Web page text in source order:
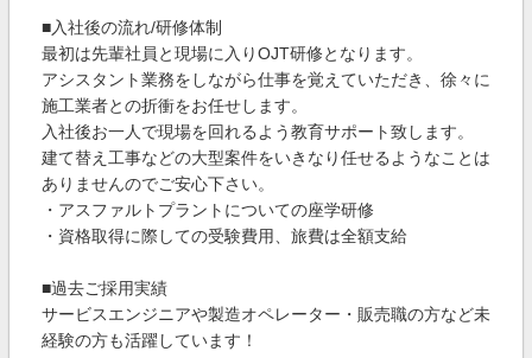
■入社後の流れ/研修体制
最初は先輩社員と現場に入りOJT研修となります。
アシスタント業務をしながら仕事を覚えていただき、徐々に
施工業者との折衝をお任せします。
入社後お一人で現場を回れるよう教育サポート致します。
建て替え工事などの大型案件をいきなり任せるようなことは
ありませんのでご安心下さい。
・アスファルトプラントについての座学研修
・資格取得に際しての受験費用、旅費は全額支給
■過去ご採用実績
サービスエンジニアや製造オペレーター・販売職の方など未
経験の方も活躍しています！